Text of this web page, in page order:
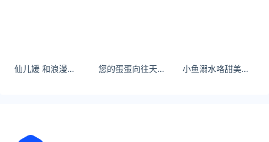
（编辑：鲁佳）
友情链接：
仙儿媛 和浪漫的人相處，是養魂 您的蛋蛋向往天空的，都是寂寞的。 小鱼溺水咯甜美可爱~ 白衬衫配绿领结,绿白格纹百褶短裙,青春又活力!